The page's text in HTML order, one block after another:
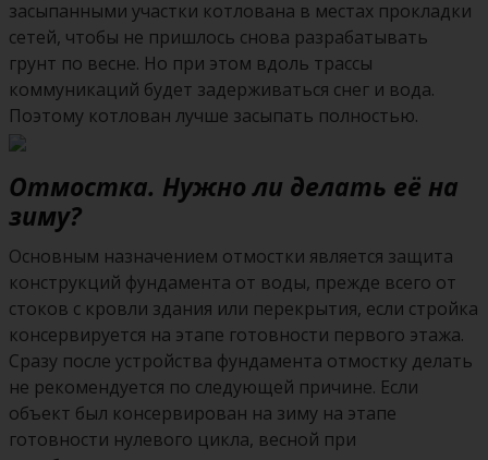
засыпанными участки котлована в местах прокладки
сетей, чтобы не пришлось снова разрабатывать
грунт по весне. Но при этом вдоль трассы
коммуникаций будет задерживаться снег и вода.
Поэтому котлован лучше засыпать полностью.
Отмостка. Нужно ли делать её на
зиму?
Основным назначением отмостки является защита
конструкций фундамента от воды, прежде всего от
стоков с кровли здания или перекрытия, если стройка
консервируется на этапе готовности первого этажа.
Сразу после устройства фундамента отмостку делать
не рекомендуется по следующей причине. Если
объект был консервирован на зиму на этапе
готовности нулевого цикла, весной при